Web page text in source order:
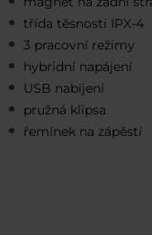
třída těsnosti IPX-4
3 pracovní režimy
hybridní napájení
USB nabíjení
pružná klipsa
řemínek na zápěstí